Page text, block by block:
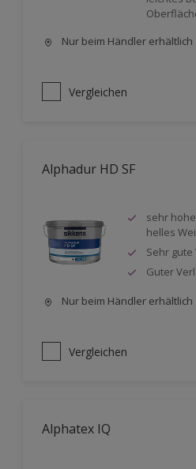
Nur beim Händler erhältlich
Vergleichen
Alphadur HD SF
sehr
helles
Sehr
Guter
Nur beim Händler erhältlich
Vergleichen
Alphatex IQ